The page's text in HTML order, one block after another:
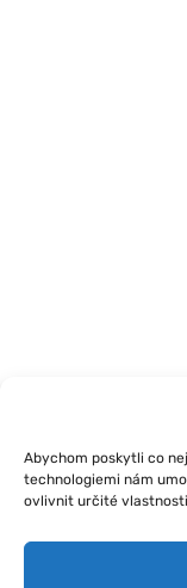
Abychom poskytli co
technologiemi nám
ovlivnit určité